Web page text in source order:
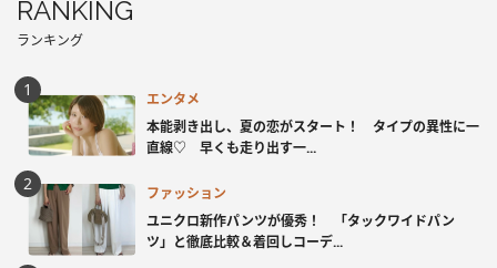
RANKING
ランキング
エンタメ
本能剥き出し、夏の恋がスタート！ タイプの異性に一
直線♡ 早くも走り出す一...
ファッション
ユニクロ新作パンツが優秀！ 「タックワイドパン
ツ」と徹底比較＆着回しコーデ...